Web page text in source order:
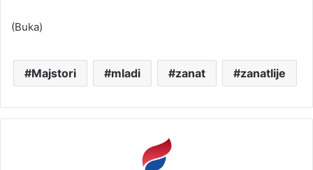
(Buka)
Majstori mladi zanat zanatlije